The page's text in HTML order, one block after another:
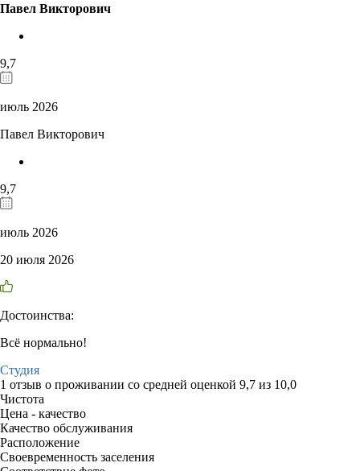
Павел Викторович
9,7
июль 2026
Павел Викторович
9,7
июль 2026
20 июля 2026
Достоинства:
Всё нормально!
Студия
1 отзыв о проживании со средней оценкой 9,7 из 10,0
Чистота
Цена - качество
Качество обслуживания
Расположение
Своевременность заселения